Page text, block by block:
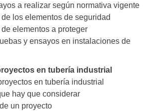
a realizar según normativa vigente
los elementos de seguridad
elementos a proteger
y ensayos en instalaciones de
en tubería industrial
en tubería industrial
hay que considerar
un proyecto